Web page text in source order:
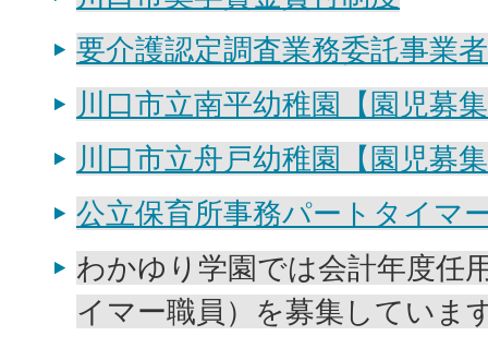
要介護認定調査業務委託事業
川口市立南平幼稚園【園児募
川口市立舟戸幼稚園【園児募
公立保育所事務パートタイマ
わかゆり学園では会計年度任
イマー職員）を募集していま